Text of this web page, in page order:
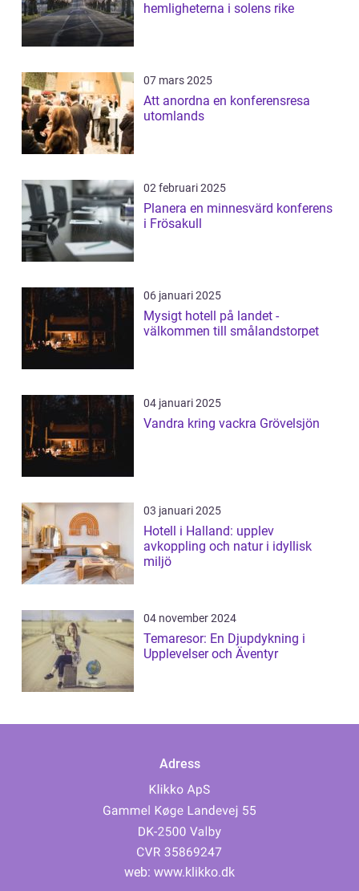
hemligheterna i solens rike
07 mars 2025
Att anordna en konferensresa
utomlands
02 februari 2025
Planera en minnesvärd konferens
i Frösakull
06 januari 2025
Mysigt hotell på landet -
välkommen till smålandstorpet
04 januari 2025
Vandra kring vackra Grövelsjön
03 januari 2025
Hotell i Halland: upplev
avkoppling och natur i idyllisk
miljö
04 november 2024
Temaresor: En Djupdykning i
Upplevelser och Äventyr
Adress
web: www.klikko.dk